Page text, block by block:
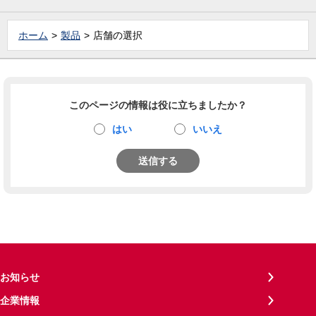
ホーム 製品 店舗の選択
このページの情報は役に立ちましたか？
はい いいえ
送信する
お知らせ
企業情報